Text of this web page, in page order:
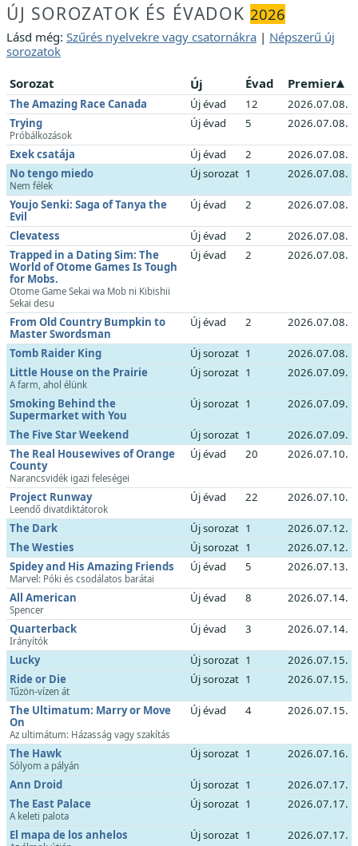
ÚJ SOROZATOK ÉS ÉVADOK 2026
Lásd még: Szűrés nyelvekre vagy csatornákra | Népszerű új
sorozatok
Sorozat
Új Évad Premier
The Amazing Race Canada Új évad 12
2026.07.08.
Trying
Próbálkozások
Új évad 5 2026.07.08.
Exek csatája Új évad 2
2026.07.08.
No tengo miedo
Nem félek
Új sorozat 1 2026.07.08.
Youjo Senki: Saga of Tanya the
Evil
Új évad 2 2026.07.08.
Clevatess Új évad 2
2026.07.08.
Trapped in a Dating Sim: The
World of Otome Games Is Tough
for Mobs.
Otome Game Sekai wa Mob ni Kibishii
Sekai desu
Új évad 2 2026.07.08.
From Old Country Bumpkin to
Master Swordsman
Új évad 2 2026.07.08.
Tomb Raider King Új sorozat 1
2026.07.08.
Little House on the Prairie
A farm, ahol élünk
Új sorozat 1 2026.07.09.
Smoking Behind the
Supermarket with You
Új sorozat 1 2026.07.09.
The Five Star Weekend Új sorozat 1
2026.07.09.
The Real Housewives of Orange
County
Narancsvidék igazi feleségei
Új évad 20 2026.07.10.
Project Runway
Leendő divatdiktátorok
Új évad 22 2026.07.10.
The Dark Új sorozat 1
2026.07.12.
The Westies
Új sorozat 1
2026.07.12.
Spidey and His Amazing Friends
Marvel: Póki és csodálatos barátai
Új évad 5 2026.07.13.
All American
Spencer
Új évad 8 2026.07.14.
Quarterback
Irányítók
Új évad 3 2026.07.14.
Lucky Új sorozat 1
2026.07.15.
Ride or Die
Tűzön-vízen át
Új sorozat 1 2026.07.15.
The Ultimatum: Marry or Move
On
Az ultimátum: Házasság vagy szakítás
Új évad 4 2026.07.15.
The Hawk
Sólyom a pályán
Új sorozat 1 2026.07.16.
Ann Droid Új sorozat 1
2026.07.17.
The East Palace
A keleti palota
Új sorozat 1 2026.07.17.
El mapa de los anhelos Új sorozat 1 2026.07.17.